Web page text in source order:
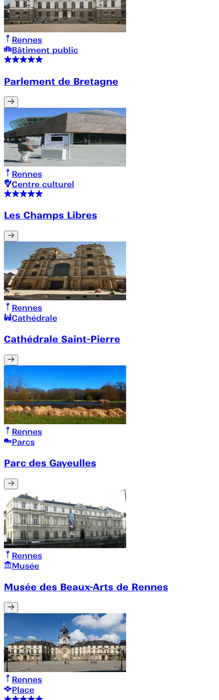
Rennes
Bâtiment public
Parlement de Bretagne
Rennes
Centre culturel
Les Champs Libres
Rennes
Cathédrale
Cathédrale Saint-Pierre
Rennes
Parcs
Parc des Gayeulles
Rennes
Musée
Musée des Beaux-Arts de Rennes
Rennes
Place